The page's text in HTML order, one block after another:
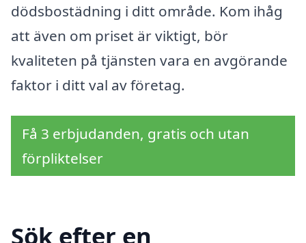
dödsbostädning i ditt område. Kom ihåg
att även om priset är viktigt, bör
kvaliteten på tjänsten vara en avgörande
faktor i ditt val av företag.
Få 3 erbjudanden, gratis och utan
förpliktelser
Sök efter en